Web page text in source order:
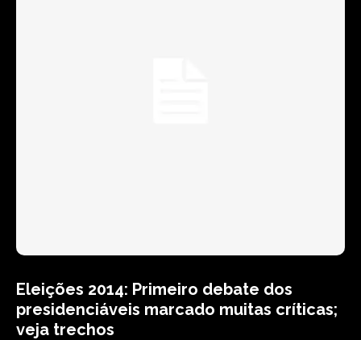
Eleições 2014: Primeiro debate dos
presidenciáveis marcado muitas críticas;
veja trechos